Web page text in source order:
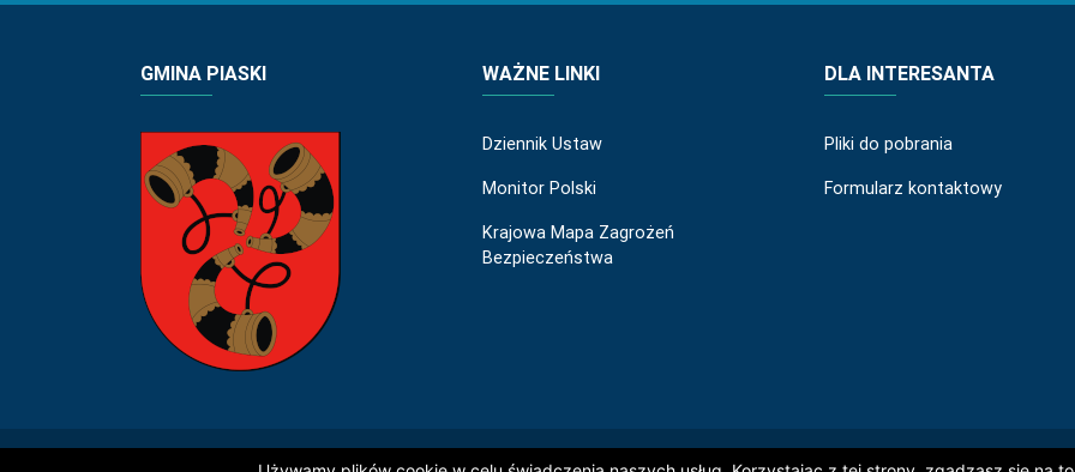
GMINA PIASKI WAŻNE LINKI
Dziennik Ustaw
Monitor Polski
Krajowa Mapa Zagrożeń
Bezpieczeństwa
DLA INTERESANTA
Pliki do pobrania
Formularz kontaktowy
© 2019 Wszelkie prawa zastrzeżone: